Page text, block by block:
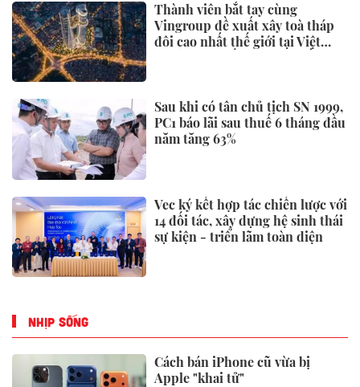
Thành viên bắt tay cùng
Vingroup đề xuất xây toà tháp
đôi cao nhất thế giới tại Việt
Sau khi có tân chủ tịch SN 1999,
PC1 báo lãi sau thuế 6 tháng đầu
năm tăng 63%
Vec ký kết hợp tác chiến lược với
14 đối tác, xây dựng hệ sinh thái
sự kiện - triển lãm toàn diện
NHỊP SỐNG
Cách bán iPhone cũ vừa bị
Apple "khai tử"